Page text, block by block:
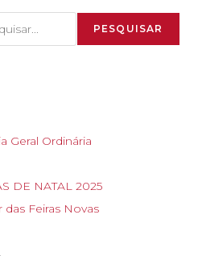
PESQUISAR
Geral Ordinária
DE NATAL 2025
Feiras Novas